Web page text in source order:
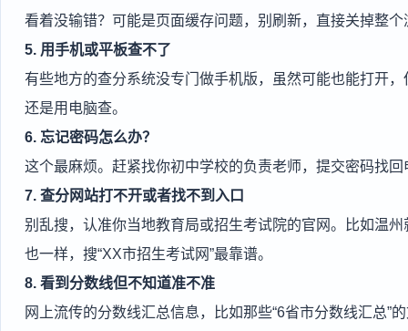
看着没输错？可能是页面缓存问题，别刷新，直接关掉整
5. 用手机或平板查不了
有些地方的查分系统没专门做手机版，虽然可能也能打开
还是用电脑查。
6. 忘记密码怎么办？
这个最麻烦。赶紧找你初中学校的负责老师，提交密码找
7. 查分网站打不开或者找不到入口
别乱搜，认准你当地教育局或招生考试院的官网。比如温州
也一样，搜“XX市招生考试网”最靠谱。
8. 看到分数线但不知道准不准
网上流传的分数线汇总信息，比如那些“6省市分数线汇总”